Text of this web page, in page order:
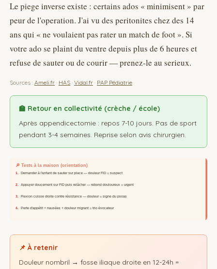
Le piege inverse existe : certains ados « minimisent » par
peur de l'operation. J'ai vu des peritonites chez des 14
ans qui « ne voulaient pas rater un match de foot ». Si
votre ado se plaint du ventre depuis plus de 6 heures et
refuse de sauter ou de courir — prenez-le au serieux.
Sources : Ameli.fr · HAS · Vidal.fr · PAP Pédiatrie
🏫 Retour en collectivité (crèche / école)
Après appendicectomie : repos 7-10 jours. Pas de sport
pendant 3-4 semaines. Reprise selon avis chirurgien.
📌 À retenir
Douleur nombril → fosse iliaque droite en 12-24h =